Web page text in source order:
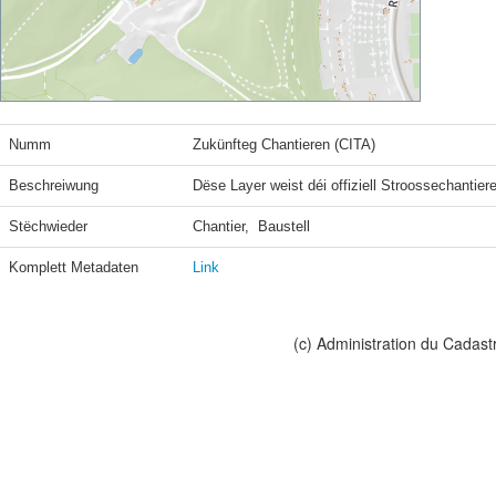
Numm Zukünfteg Chantieren (CITA)
Beschreiwung Dëse Layer weist déi offiziell
Stëchwieder Chantier,  Baustell
Komplett Metadaten Link
(c) Administration du